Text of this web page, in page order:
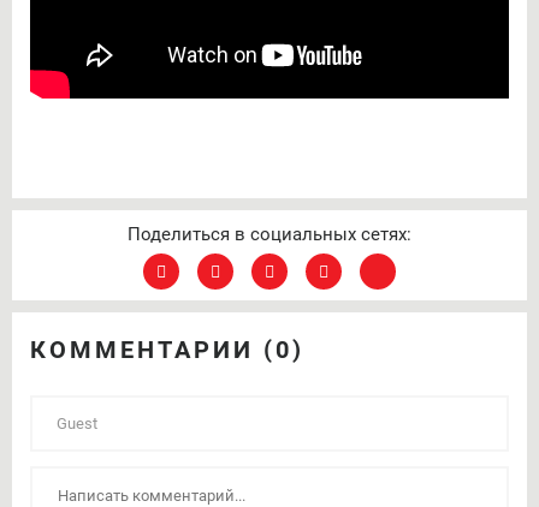
Поделиться в социальных сетях:
КОММЕНТАРИИ (0)